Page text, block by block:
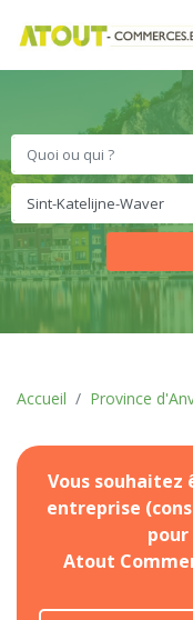
Accueil Province
Vous souhaitez
entreprise
pour
Atout